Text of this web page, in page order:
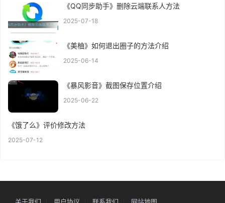
《QQ同步助手》删除云端联系人方法
2025-07-18
《美柚》如何退出圈子的方法介绍
2025-06-14
《暴风影音》截图保存位置介绍
2025-06-22
《饿了么》评价修改方法
2025-07-12